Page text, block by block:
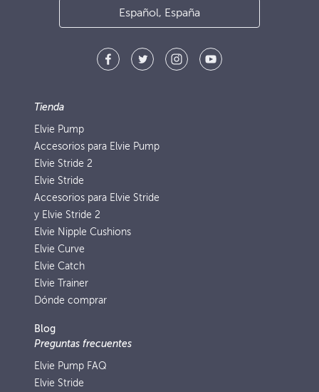
Español, España
Tienda
Elvie Pump
Accesorios para Elvie Pump
Elvie Stride 2
Elvie Stride
Accesorios para Elvie Stride
y Elvie Stride 2
Elvie Nipple Cushions
Elvie Curve
Elvie Catch
Elvie Trainer
Dónde comprar
Blog
Preguntas frecuentes
Elvie Pump FAQ
Elvie Stride